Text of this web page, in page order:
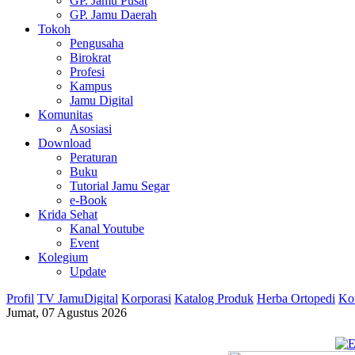
GP. Jamu Daerah
Tokoh
Pengusaha
Birokrat
Profesi
Kampus
Jamu Digital
Komunitas
Asosiasi
Download
Peraturan
Buku
Tutorial Jamu Segar
e-Book
Krida Sehat
Kanal Youtube
Event
Kolegium
Update
Profil TV JamuDigital Korporasi Katalog Produk Herba Ortopedi
Jumat, 07 Agustus 2026